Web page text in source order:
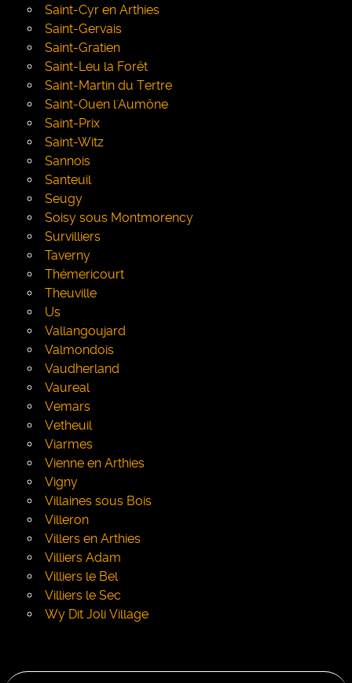
Saint-Cyr en Arthies
Saint-Gervais
Saint-Gratien
Saint-Leu la Forêt
Saint-Martin du Tertre
Saint-Ouen l'Aumône
Saint-Prix
Saint-Witz
Sannois
Santeuil
Seugy
Soisy sous Montmorency
Survilliers
Taverny
Thémericourt
Theuville
Us
Vallangoujard
Valmondois
Vaudherland
Vaureal
Vemars
Vetheuil
Viarmes
Vienne en Arthies
Vigny
Villaines sous Bois
Villeron
Villers en Arthies
Villiers Adam
Villiers le Bel
Villiers le Sec
Wy Dit Joli Village